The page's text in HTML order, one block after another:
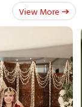
View More